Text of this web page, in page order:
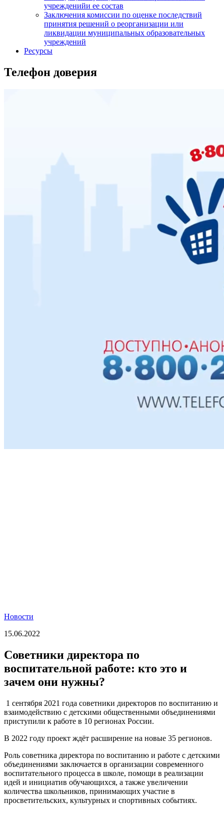
учрежденийи ее состав
Заключения комиссии по оценке последствий
принятия решений о реорганизации или
ликвидации муниципальных образовательных
учреждений
Ресурсы
Телефон доверия
Новости
15.06.2022
Советники директора по
воспитательной работе: кто это и
зачем они нужны?
1 сентября 2021 года советники директоров по воспитанию и
взаимодействию с детскими общественными объединениями
приступили к работе в 10 регионах России.
В 2022 году проект ждёт расширение на новые 35 регионов.
Роль советника директора по воспитанию и работе с детскими
объединениями заключается в организации современного
воспитательного процесса в школе, помощи в реализации
идей и инициатив обучающихся, а также увеличении
количества школьников, принимающих участие в
просветительских, культурных и спортивных событиях.